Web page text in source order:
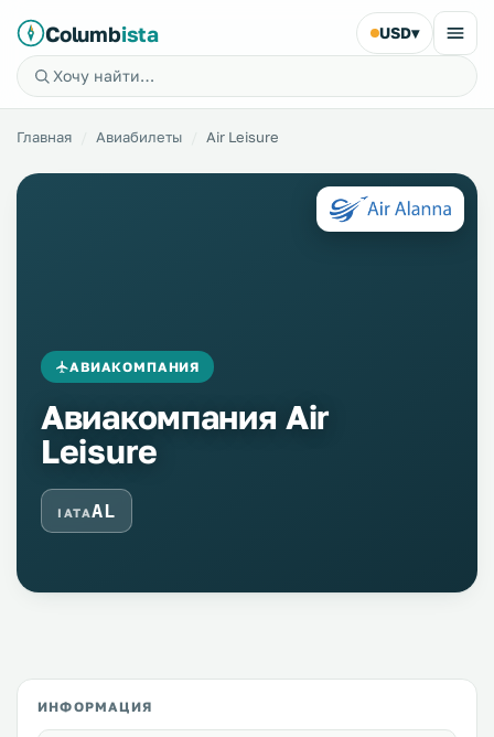
Columbista USD▾
Главная Авиабилеты Air Leisure
АВИАКОМПАНИЯ
Авиакомпания Air
Leisure
IATAAL
ИНФОРМАЦИЯ